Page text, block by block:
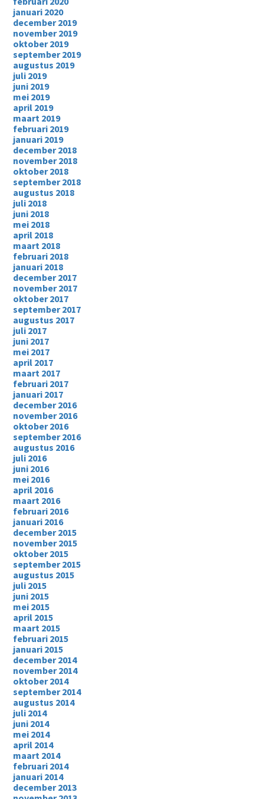
januari 2020
december 2019
november 2019
oktober 2019
september 2019
augustus 2019
juli 2019
juni 2019
mei 2019
april 2019
maart 2019
februari 2019
januari 2019
december 2018
november 2018
oktober 2018
september 2018
augustus 2018
juli 2018
juni 2018
mei 2018
april 2018
maart 2018
februari 2018
januari 2018
december 2017
november 2017
oktober 2017
september 2017
augustus 2017
juli 2017
juni 2017
mei 2017
april 2017
maart 2017
februari 2017
januari 2017
december 2016
november 2016
oktober 2016
september 2016
augustus 2016
juli 2016
juni 2016
mei 2016
april 2016
maart 2016
februari 2016
januari 2016
december 2015
november 2015
oktober 2015
september 2015
augustus 2015
juli 2015
juni 2015
mei 2015
april 2015
maart 2015
februari 2015
januari 2015
december 2014
november 2014
oktober 2014
september 2014
augustus 2014
juli 2014
juni 2014
mei 2014
april 2014
maart 2014
februari 2014
januari 2014
december 2013